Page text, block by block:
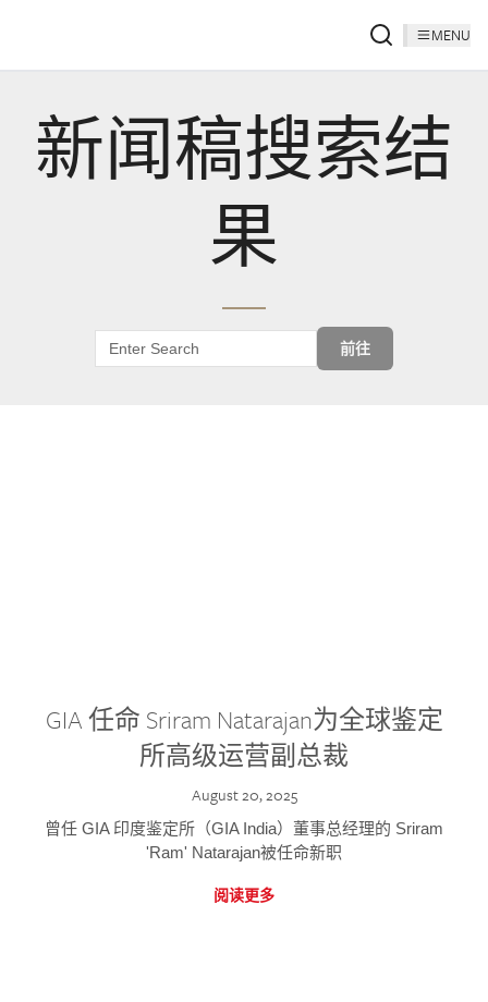
MENU
新闻稿搜索结
果
前往
GIA 任命 Sriram Natarajan为全球鉴定
所高级运营副总裁
August 20, 2025
曾任 GIA 印度鉴定所（GIA India）董事总经理的 Sriram
'Ram' Natarajan被任命新职
阅读更多